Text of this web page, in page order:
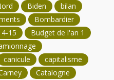
Biden
bilan
Bombardier
15
Budget de l'an 1
canicule
capitalisme
Catalogne